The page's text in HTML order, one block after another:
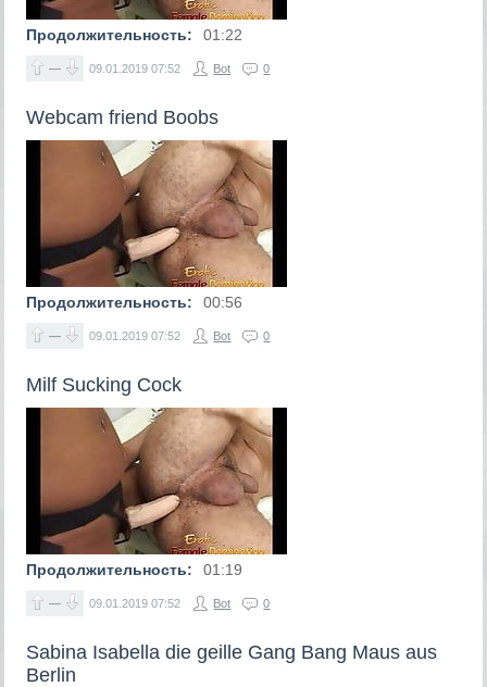
Продолжительность: 01:22
— 09.01.2019 07:52 Bot 0
Webcam friend Boobs
Продолжительность: 00:56
— 09.01.2019 07:52 Bot 0
Milf Sucking Cock
Продолжительность: 01:19
— 09.01.2019 07:52 Bot 0
Sabina Isabella die geille Gang Bang Maus aus
Berlin